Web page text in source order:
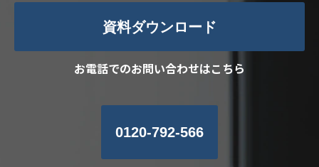
資料ダウンロード
お電話でのお問い合わせはこちら
0120-792-566